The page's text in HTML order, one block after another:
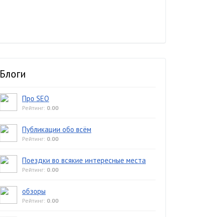
Блоги
Про SEO
Рейтинг: 0.00
Публикации обо всём
Рейтинг: 0.00
Поездки во всякие интересные места
Рейтинг: 0.00
обзоры
Рейтинг: 0.00